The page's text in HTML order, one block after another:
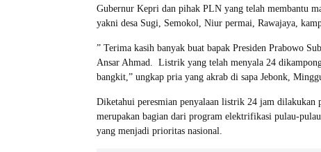
Gubernur Kepri dan pihak PLN yang telah membantu
yakni desa Sugi, Semokol, Niur permai, Rawajaya,
” Terima kasih banyak buat bapak Presiden Prabowo
Ansar Ahmad. Listrik yang telah menyala 24
bangkit,” ungkap pria yang akrab di sapa Jebonk,
Diketahui peresmian penyalaan listrik 24 jam dilakukan
merupakan bagian dari program elektrifikasi pulau-
yang menjadi prioritas nasional.